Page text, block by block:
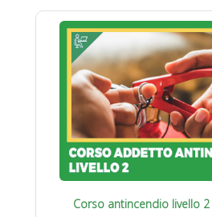
Corso antincendio livello